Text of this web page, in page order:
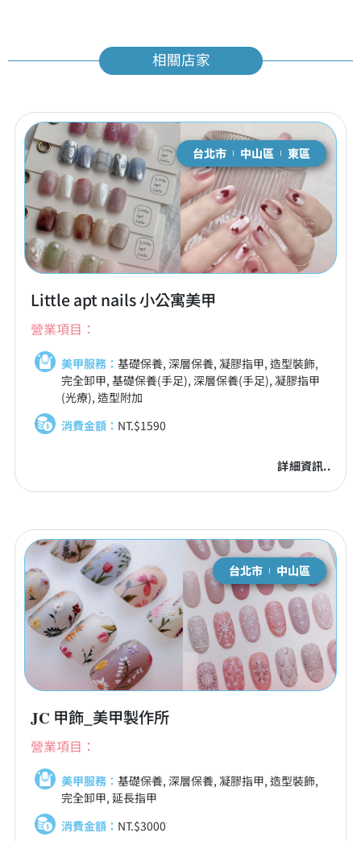
相關店家
台北市 中山區 東區
Little apt nails 小公寓美甲
營業項目：
美甲服務： 基礎保養, 深層保養, 凝膠指甲, 造型裝飾,
完全卸甲, 基礎保養(手足), 深層保養(手足), 凝膠指甲
(光療), 造型附加
消費金額： NT.$1590
詳細資訊..
台北市 中山區
𝐉𝐂 甲飾_美甲製作所
營業項目：
美甲服務： 基礎保養, 深層保養, 凝膠指甲, 造型裝飾,
完全卸甲, 延長指甲
消費金額： NT.$3000